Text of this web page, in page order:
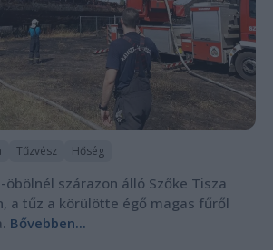
Tűzvész Hőség
szárazon álló Szőke Tisza
a tűz a körülötte égő magas fűről
Bővebben...